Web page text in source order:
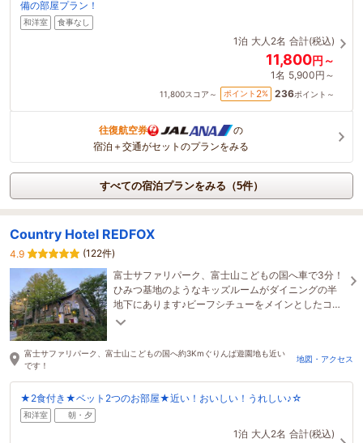
備の部屋プラン！
和洋室 食事なし
1泊 大人2名 合計(税込)
11,800円～
1名 5,900円～
11,800スコア～ ポイント 2% 236ポイント～
往復航空券
の
宿泊＋交通がセットのプランをみる
すべての宿泊プランをみる（5件）
Country Hotel REDFOX
4.9
(122件)
富士サファリパーク、富士山こどもの国へ車で3分！
ひみつ基地のようなキッズルームがダイニングの半
地下にあります♪ビーフシチューをメインとしたコー
ス料理！天然大理石の貸切り大浴場も好評です！
富士サファリパーク、富士山こどもの国へ約3Kmぐりんぱ遊園地も近い
です！
地図・アクセス
★2食付き★ベット2つのお部屋★近い！おいしい！うれしい♪☆
和洋室 朝・夕
1泊 大人2名 合計(税込)